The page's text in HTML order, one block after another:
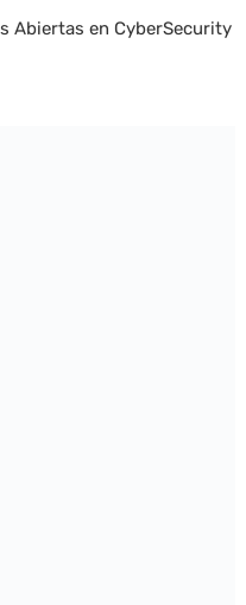
Abiertas en CyberSecurity